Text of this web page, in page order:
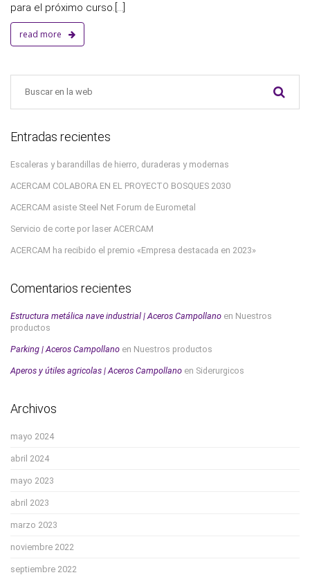
para el próximo curso.[...]
read more
Entradas recientes
Escaleras y barandillas de hierro, duraderas y modernas
ACERCAM COLABORA EN EL PROYECTO BOSQUES 2030
ACERCAM asiste Steel Net Forum de Eurometal
Servicio de corte por laser ACERCAM
ACERCAM ha recibido el premio «Empresa destacada en 2023»
Comentarios recientes
Estructura metálica nave industrial | Aceros Campollano en Nuestros
productos
Parking | Aceros Campollano en Nuestros productos
Aperos y útiles agricolas | Aceros Campollano en Siderurgicos
Archivos
mayo 2024
abril 2024
mayo 2023
abril 2023
marzo 2023
noviembre 2022
septiembre 2022